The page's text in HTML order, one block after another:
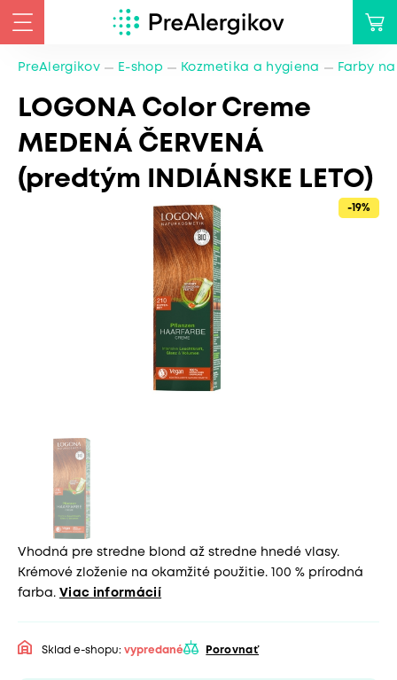
PreAlergikov E-shop Kozmetika a hygiena Farby
LOGONA Color Creme
MEDENÁ ČERVENÁ
(predtým INDIÁNSKE LETO)
-19%
Vhodná pre stredne blond až stredne hnedé vlasy.
Krémové zloženie na okamžité použitie. 100 % prírodná
farba. Viac informácií
Sklad e-shopu: vypredané Porovnať